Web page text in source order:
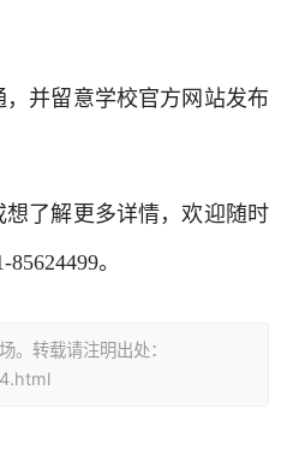
并留意学校官方网站发布
了解更多详情，欢迎随时
。
。转载请注明出处：